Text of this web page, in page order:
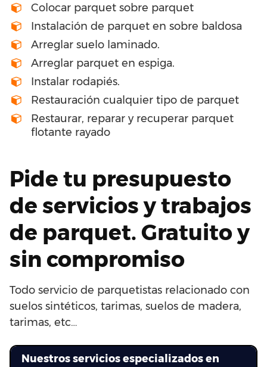
Colocar parquet sobre parquet
Instalación de parquet en sobre baldosa
Arreglar suelo laminado.
Arreglar parquet en espiga.
Instalar rodapiés.
Restauración cualquier tipo de parquet
Restaurar, reparar y recuperar parquet
flotante rayado
Pide tu presupuesto
de servicios y trabajos
de parquet. Gratuito y
sin compromiso
Todo servicio de parquetistas relacionado con
suelos sintéticos, tarimas, suelos de madera,
tarimas, etc…
Nuestros servicios especializados en